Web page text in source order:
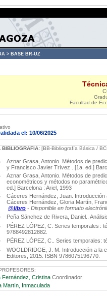
> BASE BR-UZ
Facultad de
el: 10/06/2025
BIBLIOGRAFIA: [BB-Bibliografía Básica /
Aznar Grasa, Antonio. Métodos de
y Francisco Javier Trívez . [1a. ed.]
Aznar Grasa, Antonio. Métodos de
econométricos y métodos no
ed.] Barcelona : Ariel, 1993
Cáceres Hernández, Juan.
Cáceres Hernández, Gloria Martín,
@libro - Disponible en formato
Peña Sánchez de Rivera, Daniel..
PÉREZ LÓPEZ, C. Series temporales :
9788492812882.
PÉREZ LÓPEZ, C.. Series temporales:
WOOLDRIDGE, J. M. Introducción a la
Editores, 2015. ISBN 9786075196770.
Fernández, Cristina Coordinador
Martín, Inmaculada